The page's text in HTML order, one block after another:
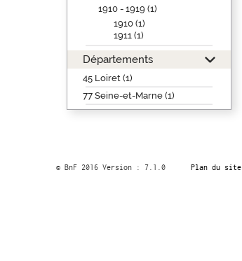
1910 - 1919 (1)
1910 (1)
1911 (1)
Départements
45 Loiret (1)
77 Seine-et-Marne (1)
© BnF 2016 Version : 7.1.0 Plan du site